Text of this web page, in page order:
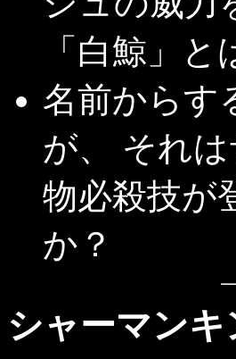
「白鯨」と
名前からす
が、 それ
物必殺技が
か？
シャーマンキ